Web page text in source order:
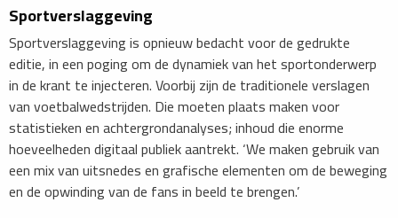
Sportverslaggeving
Sportverslaggeving is opnieuw bedacht voor de gedrukte
editie, in een poging om de dynamiek van het sportonderwerp
in de krant te injecteren. Voorbij zijn de traditionele verslagen
van voetbalwedstrijden. Die moeten plaats maken voor
statistieken en achtergrondanalyses; inhoud die enorme
hoeveelheden digitaal publiek aantrekt. ‘We maken gebruik van
een mix van uitsnedes en grafische elementen om de beweging
en de opwinding van de fans in beeld te brengen.’